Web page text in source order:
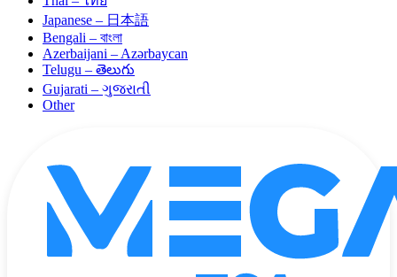
Japanese – 日本語
Bengali – বাংলা
Azerbaijani – Azərbaycan
Telugu – తెలుగు
Gujarati – ગુજરાતી
Other